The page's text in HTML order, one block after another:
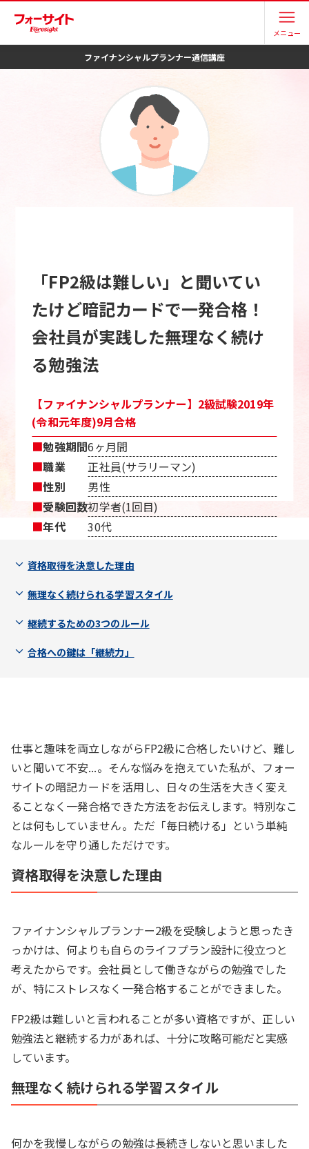
メニュー
ファイナンシャルプランナー通信講座
「FP2級は難しい」と聞いてい
たけど暗記カードで一発合格！
会社員が実践した無理なく続け
る勉強法
【ファイナンシャルプランナー】2級試験2019年
(令和元年度)9月合格
■勉強期間6ヶ月間
■職業
正社員(サラリーマン)
■性別
男性
■受験回数初学者(1回目)
■年代 30代
資格取得を決意した理由
無理なく続けられる学習スタイル
継続するための3つのルール
合格への鍵は「継続力」
仕事と趣味を両立しながらFP2級に合格したいけど、難し
いと聞いて不安...。そんな悩みを抱えていた私が、フォー
サイトの暗記カードを活用し、日々の生活を大きく変え
ることなく一発合格できた方法をお伝えします。特別なこ
とは何もしていません。ただ「毎日続ける」という単純
なルールを守り通しただけです。
資格取得を決意した理由
ファイナンシャルプランナー2級を受験しようと思ったき
っかけは、何よりも自らのライフプラン設計に役立つと
考えたからです。会社員として働きながらの勉強でした
が、特にストレスなく一発合格することができました。
FP2級は難しいと言われることが多い資格ですが、正しい
勉強法と継続する力があれば、十分に攻略可能だと実感
しています。
無理なく続けられる学習スタイル
何かを我慢しながらの勉強は長続きしないと思いました